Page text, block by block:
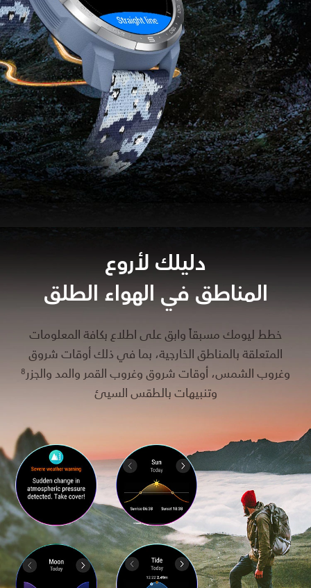
دليلك لأروع
المناطق في الهواء الطلق
خطط ليومك مسبقاً وابق على اطلاع بكافة المعلومات
المتعلقة بالمناطق الخارجية، بما في ذلك أوقات شروق
وغروب الشمس، أوقات شروق وغروب القمر والمد والجزر8
وتنبيهات بالطقس السيئ